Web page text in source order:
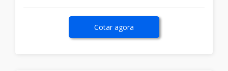
Cotar agora